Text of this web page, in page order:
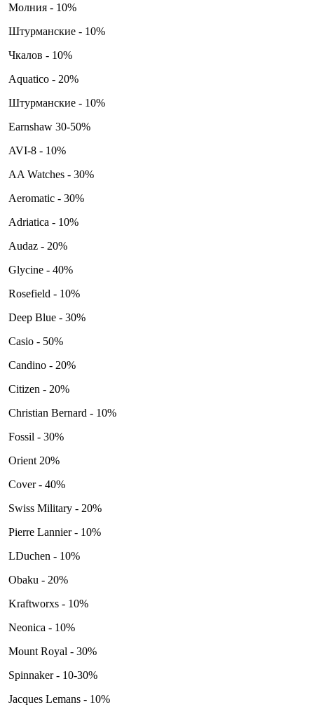
Молния - 10%
Штурманские - 10%
Чкалов - 10%
Aquatico - 20%
Штурманские - 10%
Earnshaw 30-50%
AVI-8 - 10%
AA Watches - 30%
Aeromatic - 30%
Adriatica - 10%
Audaz - 20%
Glycine - 40%
Rosefield - 10%
Deep Blue - 30%
Casio - 50%
Candino - 20%
Citizen - 20%
Christian Bernard - 10%
Fossil - 30%
Orient 20%
Cover - 40%
Swiss Military - 20%
Pierre Lannier - 10%
LDuchen - 10%
Obaku - 20%
Kraftworxs - 10%
Neonica - 10%
Mount Royal - 30%
Spinnaker - 10-30%
Jacques Lemans - 10%